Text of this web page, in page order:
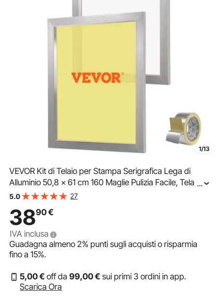
1/13
VEVOR Kit di Telaio per Stampa Serigrafica Lega di
Alluminio 50,8 x 61 cm 160 Maglie Pulizia Facile, Telaio
Serigrafico 2 Pezzi per Macchina di Stampa Serigrafica
...
5.0 27
3890€
IVA inclusa
Guadagna almeno2% punti sugli acquisti o risparmia
fino a15%.
5,00€ off da99,00€ sui primi 3 ordini in app.
Scarica Ora